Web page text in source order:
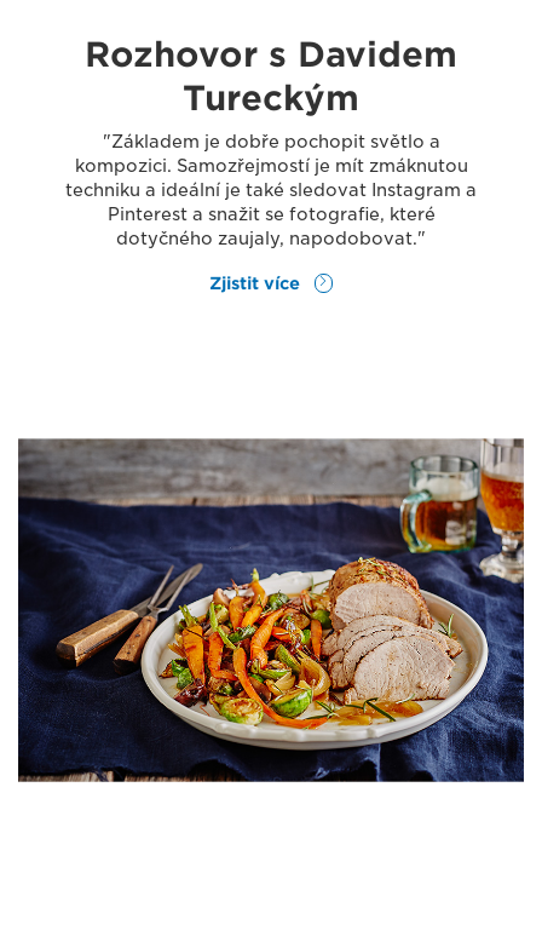
Rozhovor s Davidem
Tureckým
"Základem je dobře pochopit světlo a
kompozici. Samozřejmostí je mít zmáknutou
techniku a ideální je také sledovat Instagram a
Pinterest a snažit se fotografie, které
dotyčného zaujaly, napodobovat."
Zjistit více